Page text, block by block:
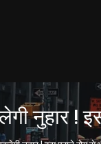
नुहार !